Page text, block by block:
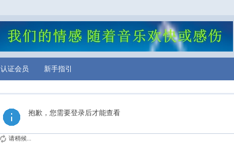
认证会员 新手指引
抱歉，您需要登录后才能查看
请稍候...